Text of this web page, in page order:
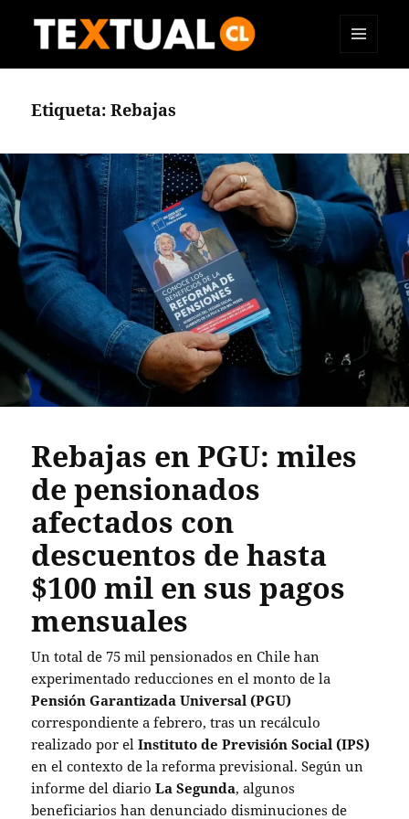
Etiqueta:Rebajas
Rebajas en PGU: miles
de pensionados
afectados con
descuentos de hasta
$100 mil en sus pagos
mensuales
Un total de 75 mil pensionados en Chile han
experimentado reducciones en el monto de la
Pensión Garantizada Universal (PGU)
correspondiente a febrero, tras un recálculo
realizado por elInstituto de Previsión Social (IPS)
en el contexto de la reforma previsional. Según un
informe del diarioLa Segunda, algunos
beneficiarios han denunciado disminuciones de